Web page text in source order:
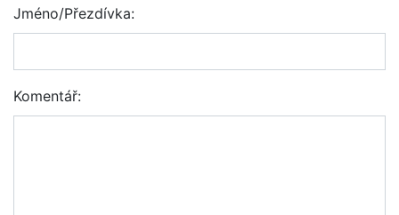
Jméno/Přezdívka:
Komentář: